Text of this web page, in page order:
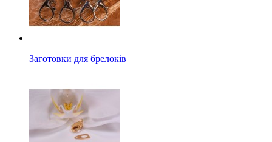
Заготовки для брелоків